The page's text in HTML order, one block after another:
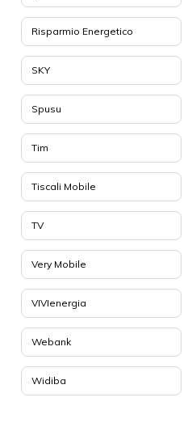
Risparmio Energetico
SKY
Spusu
Tim
Tiscali Mobile
TV
Very Mobile
VIVIenergia
Webank
Widiba